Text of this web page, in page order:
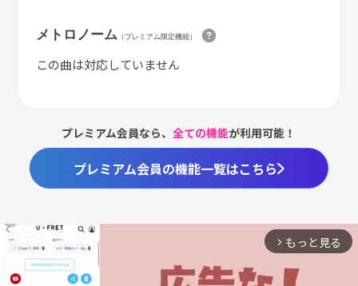
メトロノーム （プレミアム限定機能）
この曲は対応していません
プレミアム会員なら、全ての機能が利用可能！
プレミアム会員の機能一覧はこちら
arrow_forward_ios もっと見る